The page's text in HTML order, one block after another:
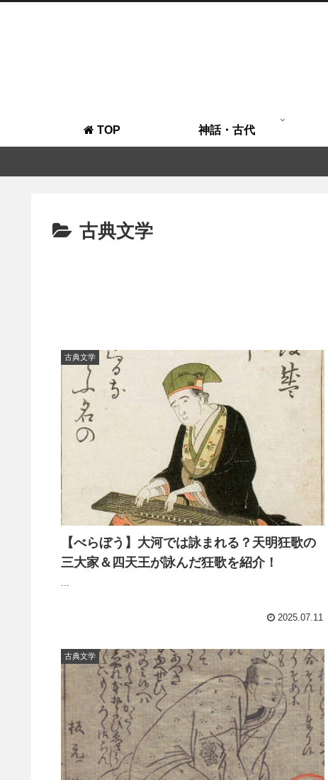
TOP 神話・古代
古典文学
古典文学
【べらぼう】大河では詠まれる？天明狂歌の
三大家＆四天王が詠んだ狂歌を紹介！
2025.07.11
古典文学